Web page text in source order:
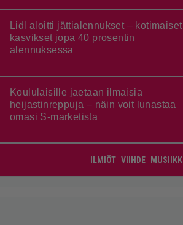
Lidl aloitti jättialennukset – kotimaiset
kasvikset jopa 40 prosentin
alennuksessa
Koululaisille jaetaan ilmaisia
heijastinreppuja – näin voit lunastaa
omasi S-marketista
ILMIÖT VIIHDE MUSIIKKI